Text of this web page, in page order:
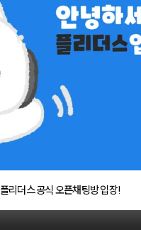
플리더스 공식 오픈채팅방 입장!